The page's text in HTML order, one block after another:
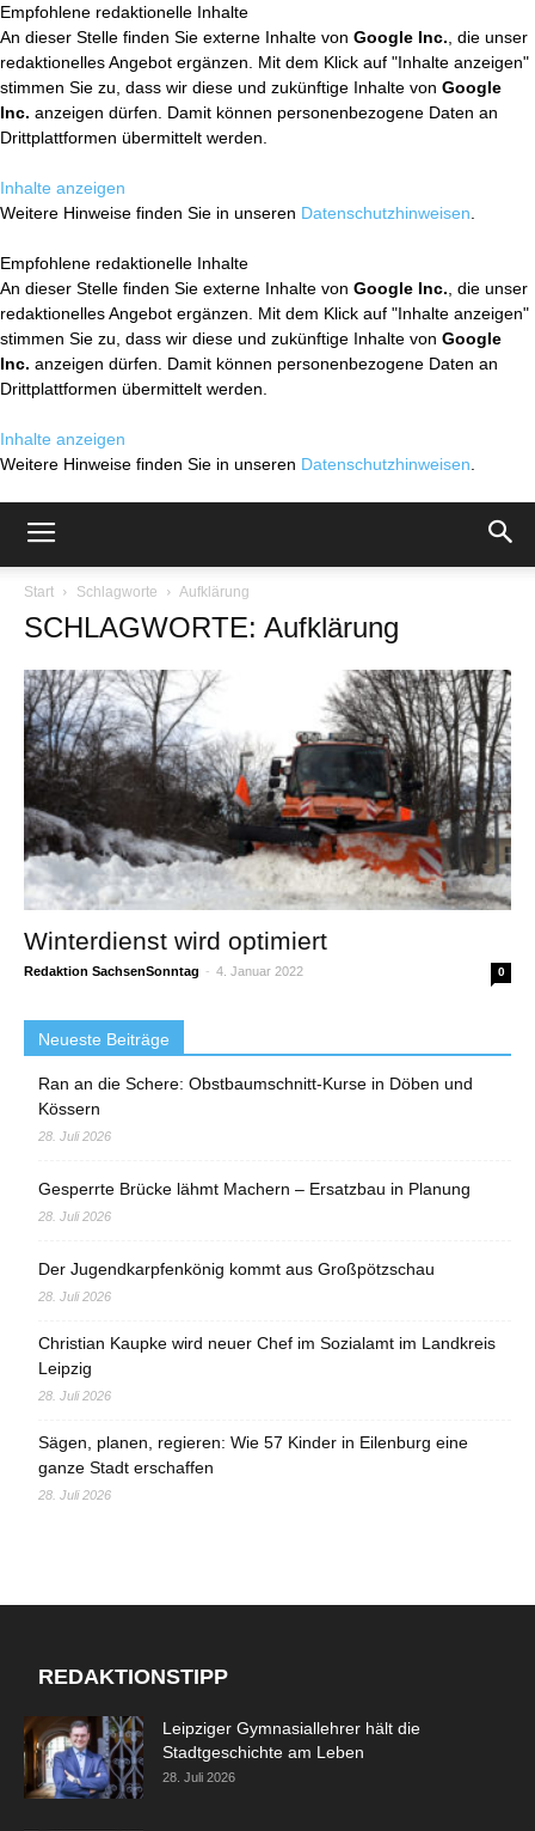
Empfohlene redaktionelle Inhalte
An dieser Stelle finden Sie externe Inhalte von Google Inc. , die unser
redaktionelles Angebot ergänzen. Mit dem Klick auf "Inhalte anzeigen"
stimmen Sie zu, dass wir diese und zukünftige Inhalte von Google
Inc. anzeigen dürfen. Damit können personenbezogene Daten an
Drittplattformen übermittelt werden.
Inhalte anzeigen
Weitere Hinweise finden Sie in unseren Datenschutzhinweisen
Empfohlene redaktionelle Inhalte
An dieser Stelle finden Sie externe Inhalte von Google Inc. , die unser
redaktionelles Angebot ergänzen. Mit dem Klick auf "Inhalte anzeigen"
stimmen Sie zu, dass wir diese und zukünftige Inhalte von Google
Inc. anzeigen dürfen. Damit können personenbezogene Daten an
Drittplattformen übermittelt werden.
Inhalte anzeigen
Weitere Hinweise finden Sie in unseren Datenschutzhinweisen
Start Schlagworte Aufklärung
SCHLAGWORTE: Aufklärung
Winterdienst wird optimiert
Redaktion SachsenSonntag - 4. Januar 2022 0
Neueste Beiträge
Ran an die Schere: Obstbaumschnitt-Kurse in Döben und
Kössern
28. Juli 2026
Gesperrte Brücke lähmt Machern – Ersatzbau in Planung
28. Juli 2026
Der Jugendkarpfenkönig kommt aus Großpötzschau
28. Juli 2026
Christian Kaupke wird neuer Chef im Sozialamt im Landkreis
Leipzig
28. Juli 2026
Sägen, planen, regieren: Wie 57 Kinder in Eilenburg eine
ganze Stadt erschaffen
28. Juli 2026
REDAKTIONSTIPP
Leipziger Gymnasiallehrer hält die
Stadtgeschichte am Leben
28. Juli 2026